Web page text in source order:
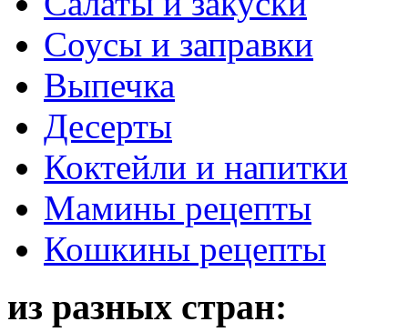
Соусы и заправки
Выпечка
Десерты
Коктейли и напитки
Мамины рецепты
Кошкины рецепты
из разных стран: